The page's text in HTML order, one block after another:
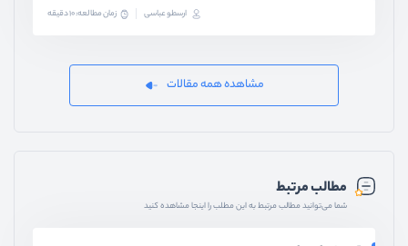
ارسطو عباسی زمان مطالعه: 10 دقیقه
مشاهده همه مقالات
مطالب مرتبط
شما می‌توانید مطالب مرتبط به این مطلب را اینجا مشاهده کنید